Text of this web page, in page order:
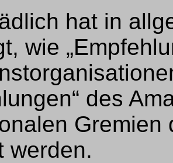
hat in
wie
des
Gremien
werden.